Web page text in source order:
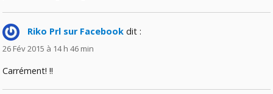
Riko Prl sur Facebook dit :
26 Fév 2015 à 14 h 46 min
Carrément! !!